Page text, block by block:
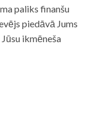
paliks finanšu
piedāvā Jums
ikmēneša